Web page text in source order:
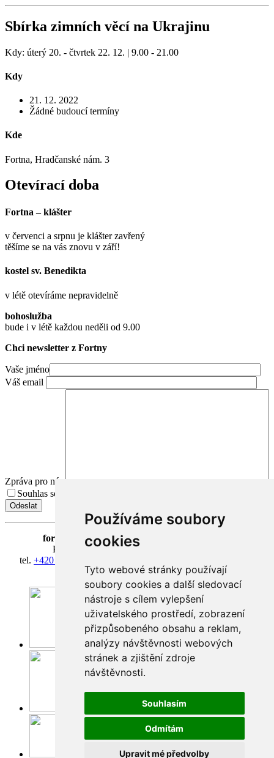
Používáme soubory
cookies
Tyto webové stránky používají
soubory cookies a další sledovací
nástroje s cílem vylepšení
uživatelského prostředí, zobrazení
přizpůsobeného obsahu a reklam,
analýzy návštěvnosti webových
stránek a zjištění zdroje
návštěvnosti.
Souhlasím
Odmítám
Upravit mé předvolby
Sbírka zimních věcí na Ukrajinu
Kdy: úterý 20. - čtvrtek 22. 12. | 9.00 - 21.00
Kdy
21. 12. 2022
Žádné budoucí termíny
Kde
Fortna, Hradčanské nám. 3
Otevírací doba
Fortna – klášter
v červenci a srpnu je klášter zavřený
těšíme se na vás znovu v září!
kostel sv. Benedikta
v létě otevíráme nepravidelně
bohoslužba
bude i v létě každou neděli od 9.00
Chci newsletter z Fortny
Vaše jméno
Váš email
Zpráva pro nás
Souhlas se zpracováním osobních údajů.
fortna
| Hradčanské nám. 3/184 | 118 00 Praha 1
Klášter Hradčany Řádu bosých karmelitánů
tel. +420 603 428 601
fortna@fortna.eu
Facebook
Youtube